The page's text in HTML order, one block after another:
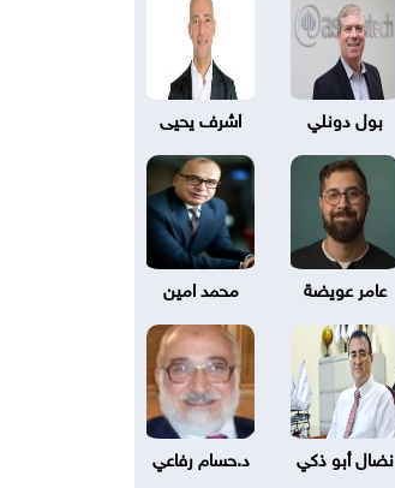
بول دونلي اشرف يحيى
عامر عويضة محمد امين
نضال أبو ذكي د.حسام رفاعي